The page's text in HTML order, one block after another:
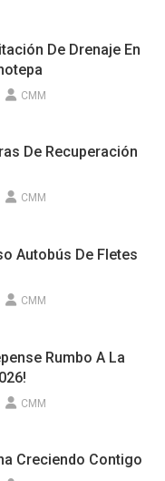
De Drenaje En
CMM
De Recuperación
CMM
Autobús De Fletes
CMM
Rumbo A La
CMM
Creciendo Contigo